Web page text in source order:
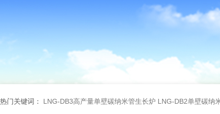
热门关键词： LNG-DB3高产量单壁碳纳米管生长炉 LNG-DB2单壁碳纳